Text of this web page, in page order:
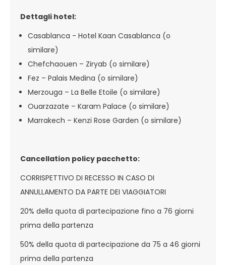
Dettagli hotel:
Casablanca - Hotel Kaan Casablanca (o
similare)
Chefchaouen – Ziryab (o similare)
Fez – Palais Medina (o similare)
Merzouga – La Belle Etoile (o similare)
Ouarzazate – Karam Palace (o similare)
Marrakech – Kenzi Rose Garden (o similare)
Cancellation policy pacchetto:
CORRISPETTIVO DI RECESSO IN CASO DI
ANNULLAMENTO DA PARTE DEI VIAGGIATORI
20% della quota di partecipazione fino a 76 giorni
prima della partenza
50% della quota di partecipazione da 75 a 46 giorni
prima della partenza